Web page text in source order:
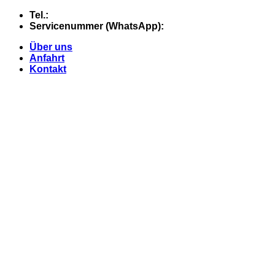
Skip
Tel.:
Servicenummer (WhatsApp):
Über uns
Anfahrt
Kontakt